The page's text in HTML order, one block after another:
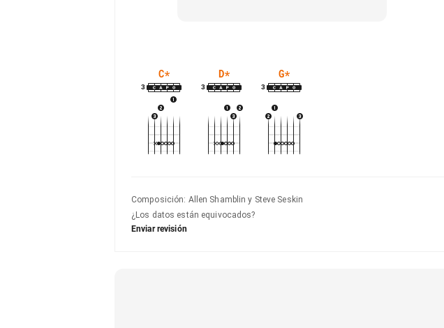
C*
3
D*
3
G*
3
Composición: Allen Shamblin y Steve Seskin
¿Los datos están equivocados?
Enviar revisión